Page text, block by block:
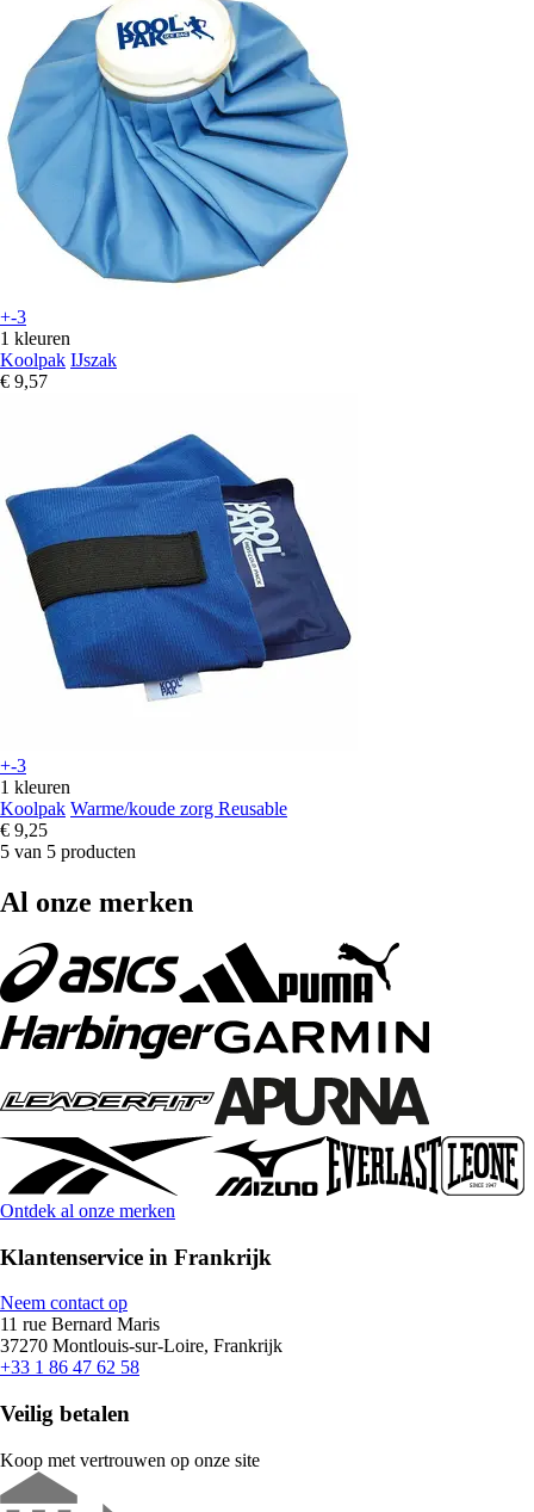
+-3
1 kleuren
Koolpak IJszak
€ 9,57
+-3
1 kleuren
Koolpak Warme/koude zorg Reusable
€ 9,25
5 van 5 producten
Al onze merken
Ontdek al onze merken
Klantenservice in Frankrijk
Neem contact op
11 rue Bernard Maris
37270 Montlouis-sur-Loire, Frankrijk
+33 1 86 47 62 58
Veilig betalen
Koop met vertrouwen op onze site